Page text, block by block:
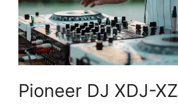
Pioneer DJ XDJ-XZ